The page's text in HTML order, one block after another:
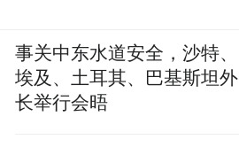
事关中东水道安全，沙特、
埃及、土耳其、巴基斯坦外
长举行会晤